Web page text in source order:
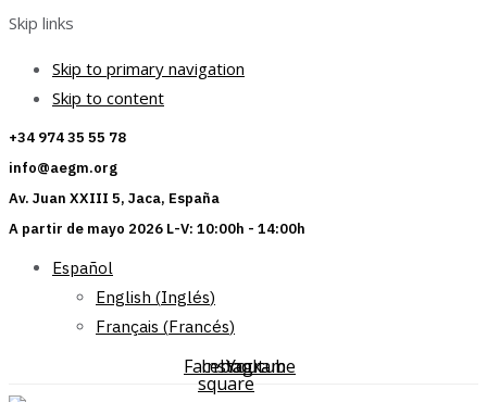
Skip links
Skip to primary navigation
Skip to content
+34 974 35 55 78
info@aegm.org
Av. Juan XXIII 5, Jaca, España
A partir de mayo 2026 L-V: 10:00h - 14:00h
Español
English (Inglés)
Français (Francés)
Facebook-
square
Instagram
Youtube